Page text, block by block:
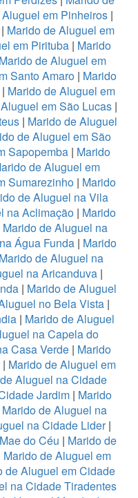
em Pinheiros|
| Marido de Aluguel em
em Pirituba| Marido
Marido de Aluguel em
Santo Amaro | Marido
Marido de Aluguel em
em São Lucas|
| Marido de Aluguel
de Aluguel em São
Sapopemba | Marido
de Aluguel em
Sumarezinho | Marido
de Aluguel na Vila
na Aclimação | Marido
Marido de Aluguel na
Água Funda| Marido
Marido de Aluguel na
na Aricanduva|
| Marido de Aluguel
no Bela Vista |
| Marido de Aluguel
na Capela do
Casa Verde| Marido
| Marido de Aluguel em
Aluguel na Cidade
Jardim | Marido
Marido de Aluguel na
na Cidade Lider|
do Céu | Marido de
Marido de Aluguel em
de Aluguel em Cidade
na Cidade Tiradentes